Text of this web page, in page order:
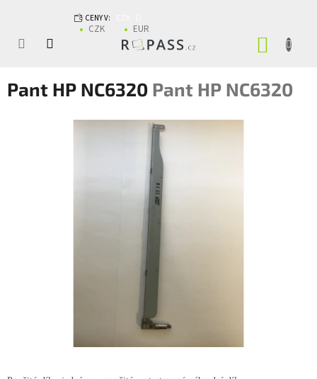
CENY V:
CZK EUR
Pant HP NC6320 Pant HP NC6320